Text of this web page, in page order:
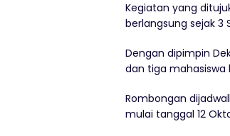
Kegiatan yang
berlangsung sejak 3
Dengan dipimpin
dan tiga mahasiswa
Rombongan
mulai tanggal 12